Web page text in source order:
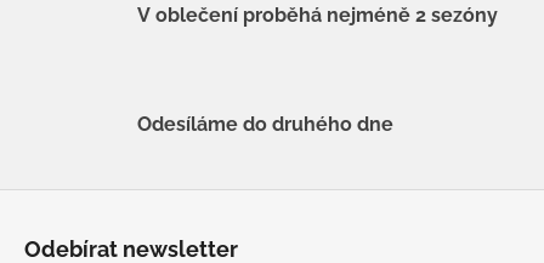
V oblečení proběhá nejméně 2 sezóny
Odesíláme do druhého dne
Odebírat newsletter